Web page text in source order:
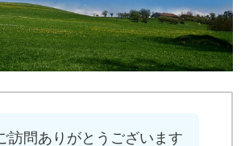
訪問ありがとうございます